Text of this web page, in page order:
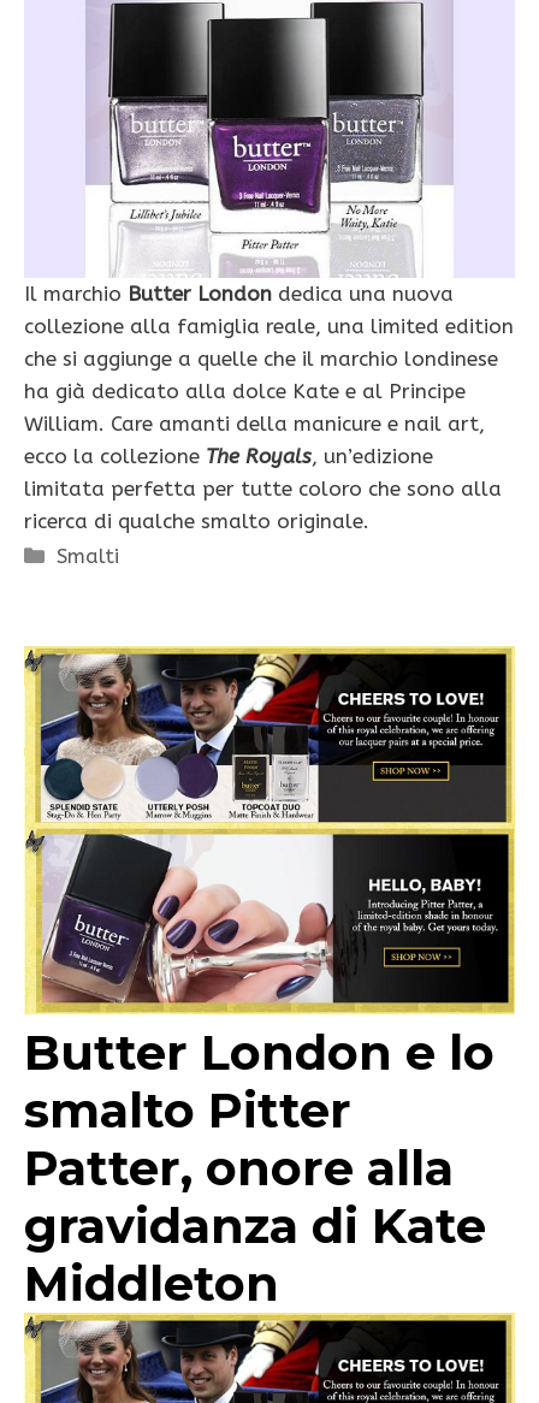
Il marchio Butter London dedica una nuova
collezione alla famiglia reale, una limited edition
che si aggiunge a quelle che il marchio londinese
ha già dedicato alla dolce Kate e al Principe
William. Care amanti della manicure e nail art,
ecco la collezione The Royals, un’edizione
limitata perfetta per tutte coloro che sono alla
ricerca di qualche smalto originale.
Categorie
Smalti
Butter London e lo
smalto Pitter
Patter, onore alla
gravidanza di Kate
Middleton